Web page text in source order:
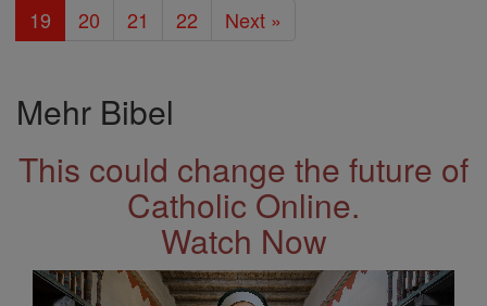
19
20 21 22 Next »
Mehr Bibel
This could change the future of
Catholic Online.
Watch Now